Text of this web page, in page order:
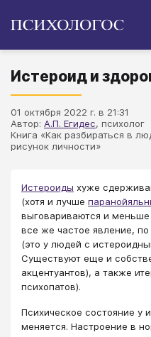
Истероид и
01 октября 2022 г. в 21:31
Автор: А.П. Егидес, психолог
Книга «Как разбираться в
рисунок личности»
Истероиды хуже
(хотя и лучше
выговариваются и меньше
все же частое явление,
(это у людей с
Существуют еще и
акцентуантов), а также
психопатов).
Психическое состояние у
меняется. Настроение в